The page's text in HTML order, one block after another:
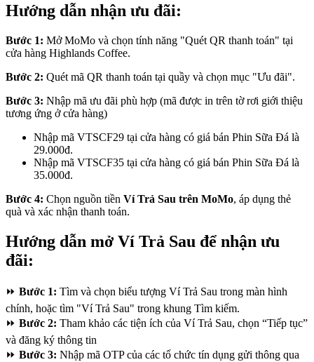
Hướng dẫn nhận ưu đãi:
Bước 1: Mở MoMo và chọn tính năng "Quét QR thanh toán" tại
cửa hàng Highlands Coffee.
Bước 2: Quét mã QR thanh toán tại quầy và chọn mục "Ưu đãi".
Bước 3: Nhập mã ưu đãi phù hợp (mã được in trên tờ rơi giới thiệu
tương ứng ở cửa hàng)
Nhập mã VTSCF29 tại cửa hàng có giá bán Phin Sữa Đá là
29.000đ.
Nhập mã VTSCF35 tại cửa hàng có giá bán Phin Sữa Đá là
35.000đ.
Bước 4: Chọn nguồn tiền Ví Trả Sau trên MoMo, áp dụng thẻ
quà và xác nhận thanh toán.
Hướng dẫn mở Ví Trả Sau để nhận ưu
đãi:
⏩ Bước 1: Tìm và chọn biểu tượng Ví Trả Sau trong màn hình
chính, hoặc tìm "Ví Trả Sau" trong khung Tìm kiếm.
⏩ Bước 2: Tham khảo các tiện ích của Ví Trả Sau, chọn “Tiếp tục”
và đăng ký thông tin
⏩ Bước 3: Nhập mã OTP của các tổ chức tín dụng gửi thông qua